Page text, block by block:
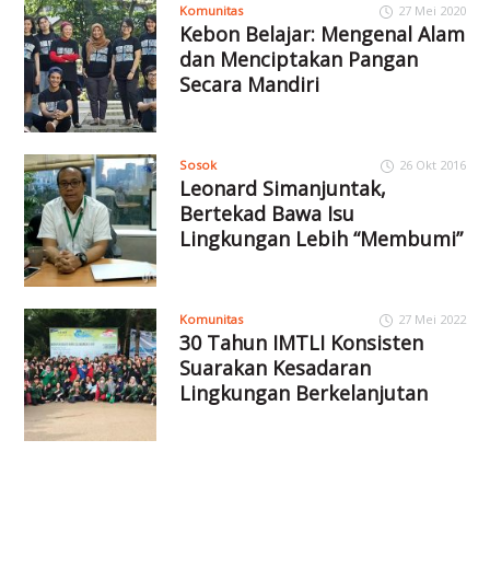
Komunitas 27 Mei 2020
Kebon Belajar: Mengenal Alam
dan Menciptakan Pangan
Secara Mandiri
Sosok 26 Okt 2016
Leonard Simanjuntak,
Bertekad Bawa Isu
Lingkungan Lebih “Membumi”
Komunitas 27 Mei 2022
30 Tahun IMTLI Konsisten
Suarakan Kesadaran
Lingkungan Berkelanjutan